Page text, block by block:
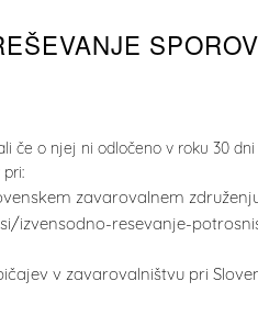
SPOROV
če o njej ni odločeno v roku 30
zavarovalnem
izvensodno-resevanje-
v zavarovalništvu pri